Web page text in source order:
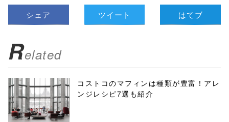
シェア ツイート はてブ
Related
コストコのマフィンは種類が豊富！アレ
ンジレシピ7選も紹介